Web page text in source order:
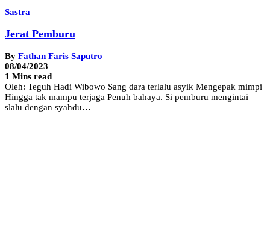
Sastra
Jerat Pemburu
By Fathan Faris Saputro
08/04/2023
1 Mins read
Oleh: Teguh Hadi Wibowo Sang dara terlalu asyik Mengepak mimpi
Hingga tak mampu terjaga Penuh bahaya. Si pemburu mengintai
slalu dengan syahdu…